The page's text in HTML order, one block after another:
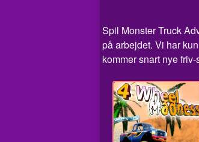
Spil Monster Truck
på arbejdet. Vi har
kommer snart nye friv-